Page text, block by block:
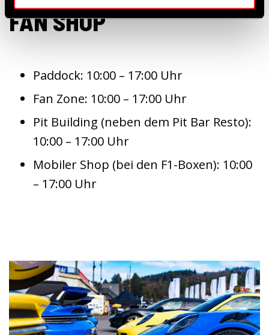
FAN SHOP
Paddock: 10:00 – 17:00 Uhr
Fan Zone: 10:00 – 17:00 Uhr
Pit Building (neben dem Pit Bar Resto):
10:00 – 17:00 Uhr
Mobiler Shop (bei den F1-Boxen): 10:00
– 17:00 Uhr